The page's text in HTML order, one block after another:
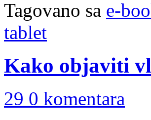
Tagovano sa e-
tablet
Kako objaviti
29 0 komentara